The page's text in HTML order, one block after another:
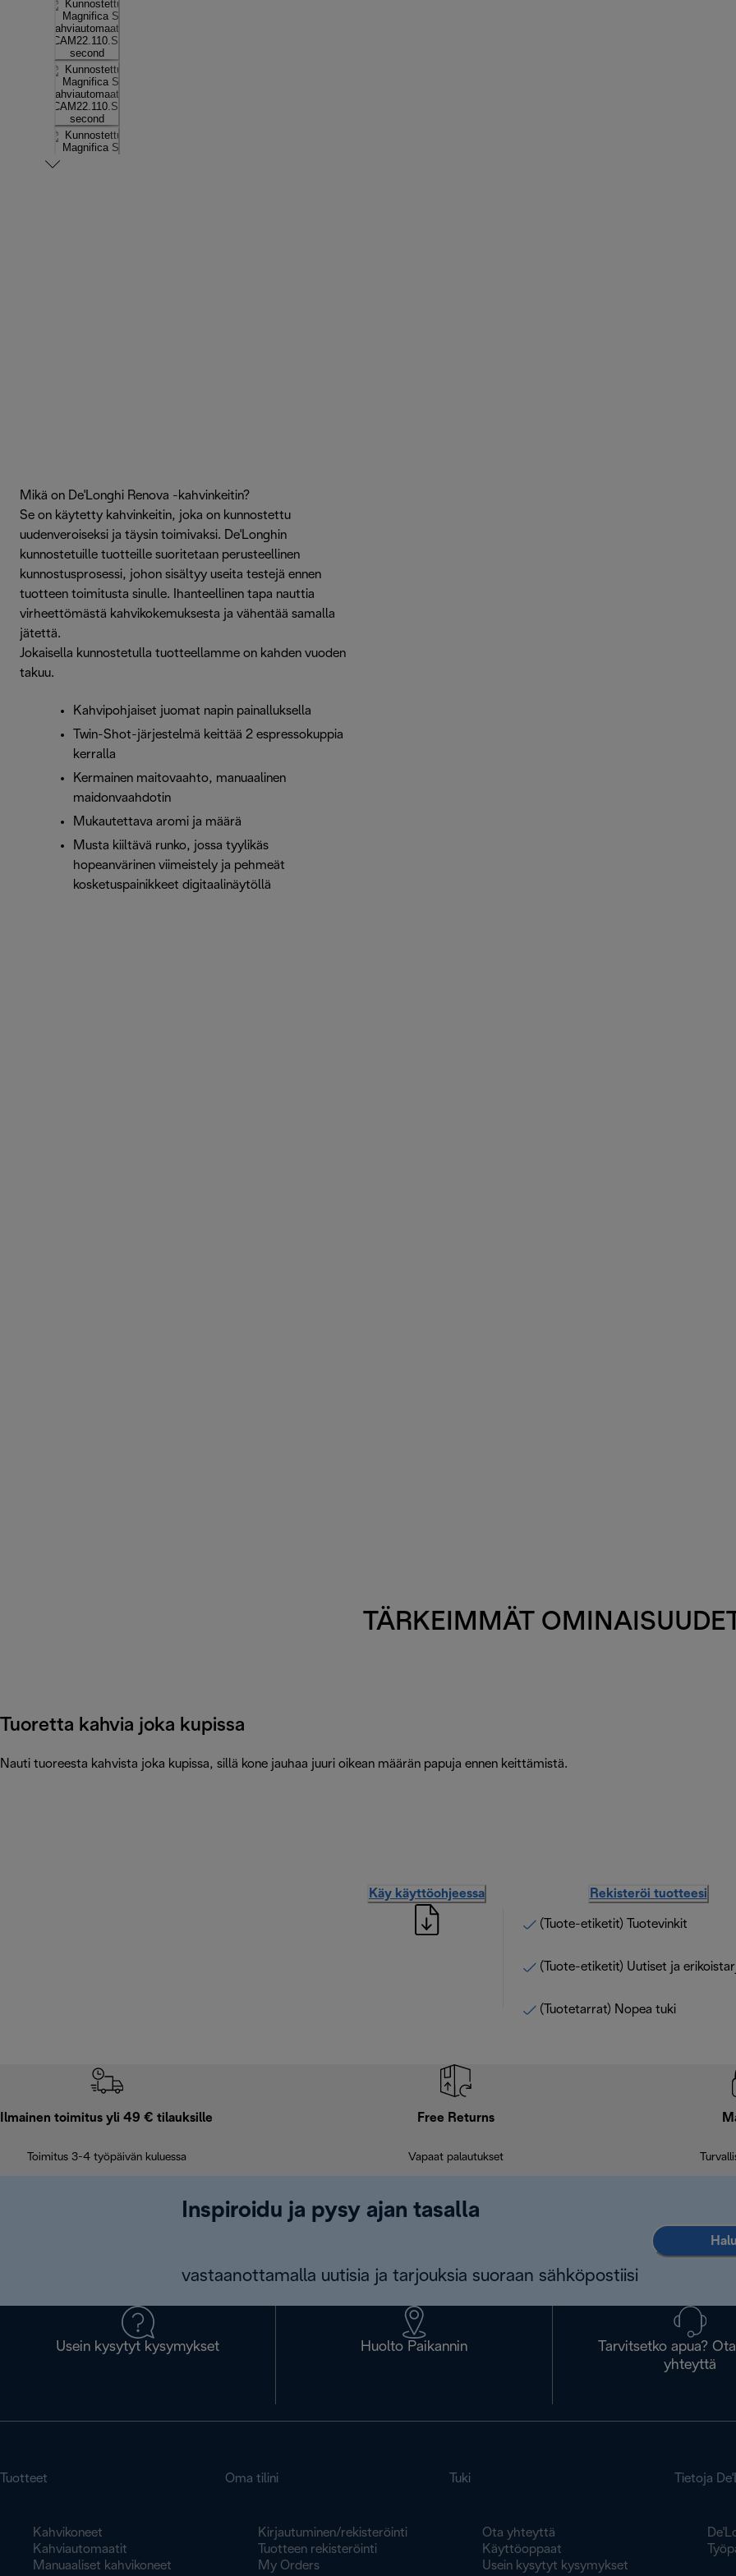
Mikä on De'Longhi Renova -kahvinkeitin?
Se on käytetty kahvinkeitin, joka on kunnostettu
uudenveroiseksi ja täysin toimivaksi. De'Longhin
kunnostetuille tuotteille suoritetaan perusteellinen
kunnostusprosessi, johon sisältyy useita testejä ennen
tuotteen toimitusta sinulle. Ihanteellinen tapa nauttia
virheettömästä kahvikokemuksesta ja vähentää samalla
jätettä.
Jokaisella kunnostetulla tuotteellamme on kahden vuoden
takuu.
Kahvipohjaiset juomat napin painalluksella
Twin-Shot-järjestelmä keittää 2 espressokuppia
kerralla
Kermainen maitovaahto, manuaalinen
maidonvaahdotin
Mukautettava aromi ja määrä
Musta kiiltävä runko, jossa tyylikäs
hopeanvärinen viimeistely ja pehmeät
kosketuspainikkeet digitaalinäytöllä
TÄRKEIMMÄT
Tuoretta kahvia joka kupissa
Nauti tuoreesta kahvista joka kupissa, sillä kone jauhaa juuri oikean määrän papuja ennen keittämistä.
Käy käyttöohjeessa Rekisteröi tuotteesi
(Tuote-etiketit) Tuotevinkit
(Tuote-etiketit) Uutiset ja
(Tuotetarrat) Nopea tuki
Ilmainen toimitus yli 49 € tilauksille
Toimitus 3-4 työpäivän kuluessa
Free Returns
Vapaat palautukset
Inspiroidu ja pysy ajan tasalla
vastaanottamalla uutisia ja tarjouksia suoraan sähköpostiisi
Usein kysytyt kysymykset Huolto Paikannin
Tarvitsetko apua?
yhteyttä
Tuotteet
Kahvikoneet
Kahviautomaatit
Manuaaliset kahvikoneet
Oma tilini
Kirjautuminen/rekisteröinti
Tuotteen rekisteröinti
My Orders
Tuki
Ota yhteyttä
Käyttöoppaat
Usein kysytyt kysymykset
Tietoja